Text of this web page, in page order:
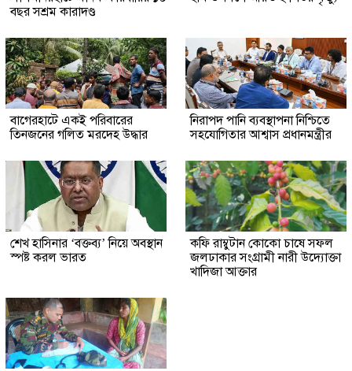
বছর সশ্রম কারাদণ্ড
‎বাগেরহাটে একই পরিবারের
তিনজনের গলিত মরদেহ উদ্ধার
নিরাপদ পানি ব্যবস্থাপনা নিশ্চিতে
সহযোগিতার আশ্বাস প্রধানমন্ত্রীর
শেখ হাসিনার ‘বক্তব্য’ নিয়ে অবস্থান
স্পষ্ট করল ভারত
কফি রাম্বুটান কোকো চাষে সফল
জলঢাকার সংগ্রামী নারী উদ্যোক্তা
খাদিজা আক্তার